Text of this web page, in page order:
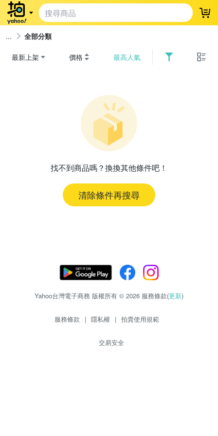
登
全部分類
最新上架 價格 最高人氣
找不到商品嗎？換換其他條件吧！
清除條件再搜尋
Yahoo台灣電子商務 版權所有 © 2026 服務條款(更新)
服務條款 | 隱私權 | 拍賣使用規範
交易安全